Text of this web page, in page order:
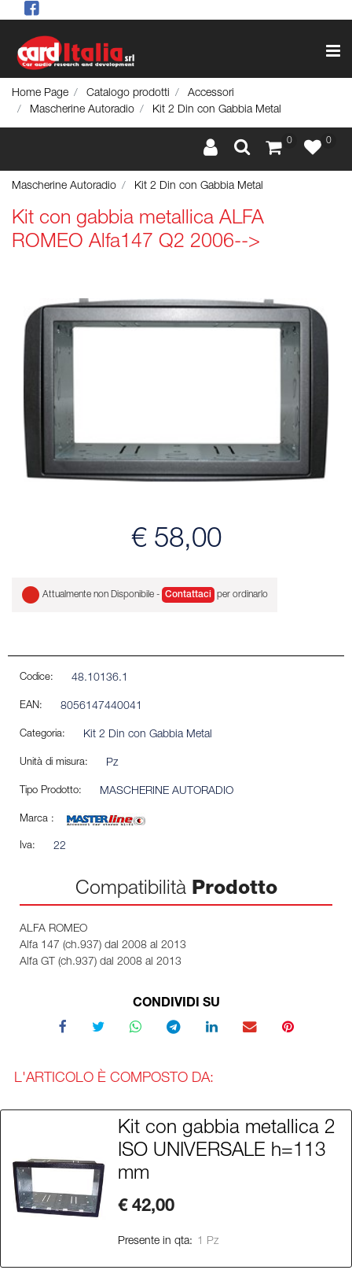
Home Page Catalogo prodotti
Accessori
Mascherine Autoradio
Kit 2 Din con Gabbia Metal
0 0
Mascherine Autoradio Kit 2 Din con Gabbia Metal
Kit con gabbia metallica ALFA
ROMEO Alfa147 Q2 2006-->
€ 58,00
Attualmente non Disponibile - Contattaci per ordinarlo
Codice: 48.10136.1
EAN: 8056147440041
Categoria: Kit 2 Din con Gabbia Metal
Unità di misura: Pz
Tipo Prodotto: MASCHERINE AUTORADIO
Marca :
Iva: 22
Compatibilità Prodotto
ALFA ROMEO
Alfa 147 (ch.937) dal 2008 al 2013
Alfa GT (ch.937) dal 2008 al 2013
CONDIVIDI SU
L'ARTICOLO È COMPOSTO DA:
Kit con gabbia metallica 2
ISO UNIVERSALE h=113
mm
€ 42,00
Presente in qta: 1 Pz